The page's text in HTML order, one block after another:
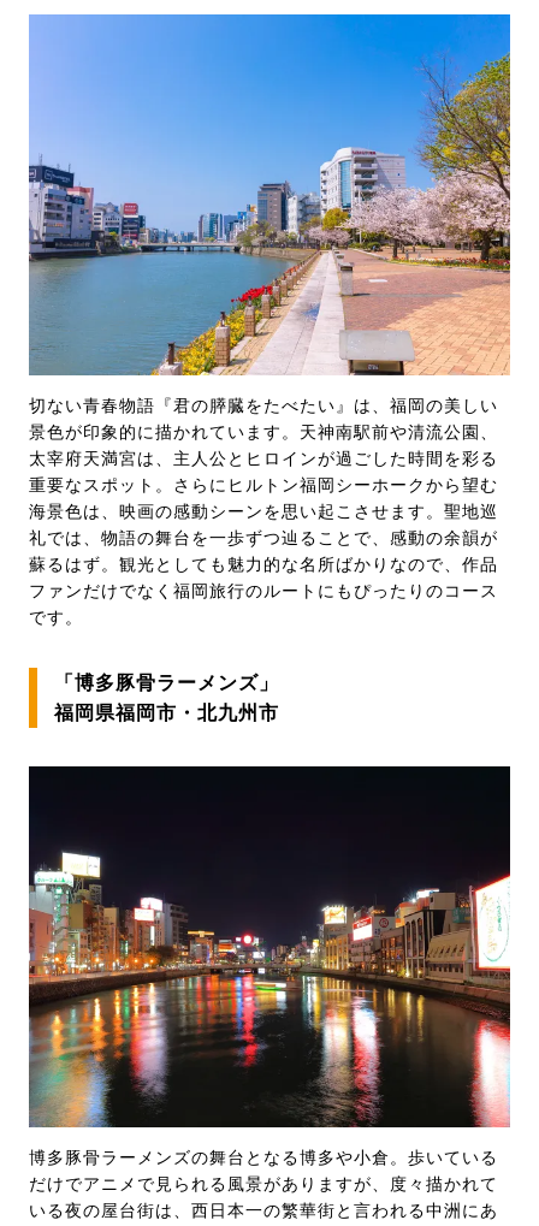
切ない青春物語『君の膵臓をたべたい』は、福岡の美しい
景色が印象的に描かれています。天神南駅前や清流公園、
太宰府天満宮は、主人公とヒロインが過ごした時間を彩る
重要なスポット。さらにヒルトン福岡シーホークから望む
海景色は、映画の感動シーンを思い起こさせます。聖地巡
礼では、物語の舞台を一歩ずつ辿ることで、感動の余韻が
蘇るはず。観光としても魅力的な名所ばかりなので、作品
ファンだけでなく福岡旅行のルートにもぴったりのコース
です。
「博多豚骨ラーメンズ」
福岡県福岡市・北九州市
博多豚骨ラーメンズの舞台となる博多や小倉。歩いている
だけでアニメで見られる風景がありますが、度々描かれて
いる夜の屋台街は、西日本一の繁華街と言われる中洲にあ